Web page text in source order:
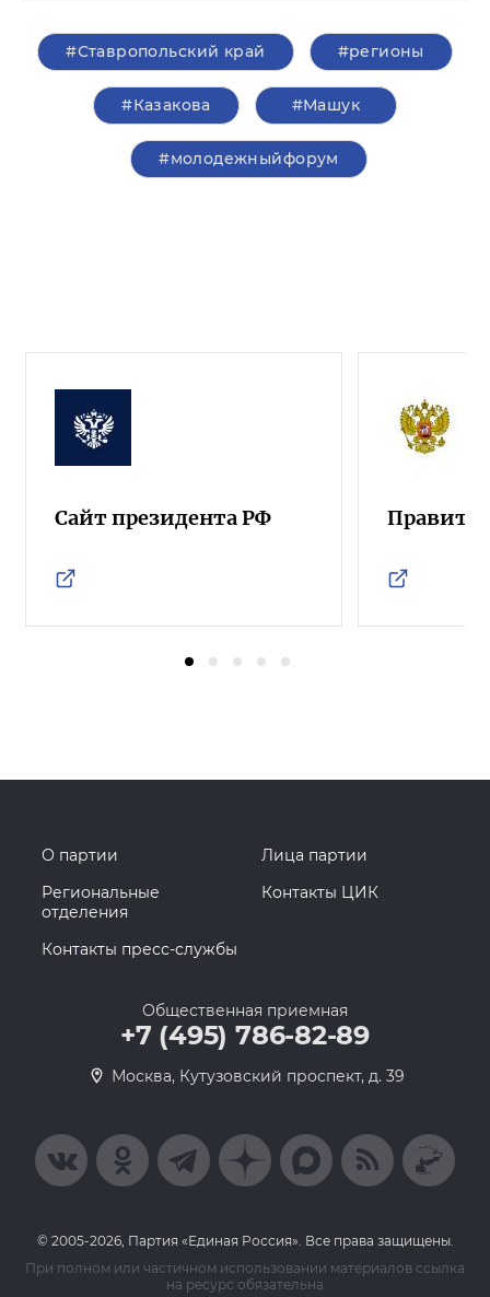
#Ставропольский край #регионы
#Казакова #Машук
#молодежныйфорум
Сайт президента РФ
О партии
Лица партии
Региональные
отделения
Контакты ЦИК
Контакты пресс-службы
Общественная приемная
+7 (495) 786-82-89
Москва, Кутузовский проспект, д. 39
© 2005-2026, Партия «Единая Россия». Все права защищены.
При полном или частичном использовании материалов ссылка
на ресурс обязательна